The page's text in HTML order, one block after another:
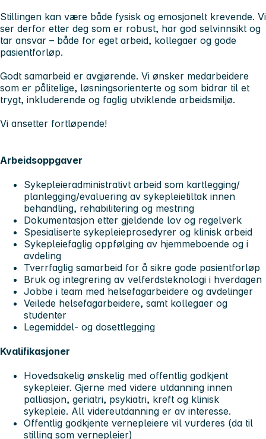
Stillingen kan være både fysisk og emosjonelt krevende. Vi
ser derfor etter deg som er robust, har god selvinnsikt og
tar ansvar – både for eget arbeid, kollegaer og gode
pasientforløp.
Godt samarbeid er avgjørende. Vi ønsker medarbeidere
som er pålitelige, løsningsorienterte og som bidrar til et
trygt, inkluderende og faglig utviklende arbeidsmiljø.
Vi ansetter fortløpende!
Arbeidsoppgaver
Sykepleieradministrativt arbeid som kartlegging/
planlegging/evaluering av sykepleietiltak innen
behandling, rehabilitering og mestring
Dokumentasjon etter gjeldende lov og regelverk
Spesialiserte sykepleieprosedyrer og klinisk arbeid
Sykepleiefaglig oppfølging av hjemmeboende og i
avdeling
Tverrfaglig samarbeid for å sikre gode pasientforløp
Bruk og integrering av velferdsteknologi i hverdagen
Jobbe i team med helsefagarbeidere og avdelinger
Veilede helsefagarbeidere, samt kollegaer og
studenter
Legemiddel- og dosettlegging
Kvalifikasjoner
Hovedsakelig ønskelig med offentlig godkjent
sykepleier. Gjerne med videre utdanning innen
palliasjon, geriatri, psykiatri, kreft og klinisk
sykepleie. All videreutdanning er av interesse.
Offentlig godkjente vernepleiere vil vurderes (da til
stilling som vernepleier)